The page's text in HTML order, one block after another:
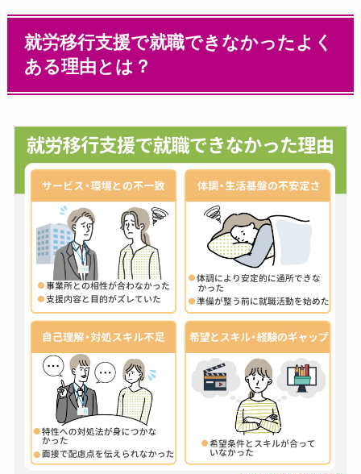
就労移行支援で就職できなかったよく
ある理由とは？